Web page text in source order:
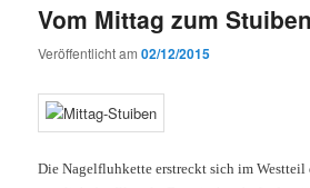
Vom Mittag zum Stuiben
Veröffentlicht am02/12/2015
Die Nagelfluhkette erstreckt sich im Westteil